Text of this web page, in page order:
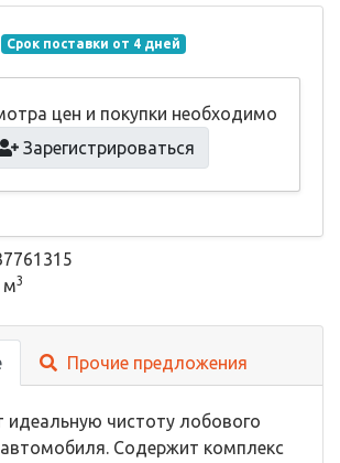
Срок поставки от 4 дней
цен и покупки необходимо
Зарегистрироваться
м3
Прочие предложения
идеальную чистоту лобового
Содержит комплекс